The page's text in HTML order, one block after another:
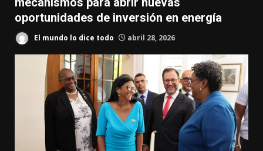
oportunidades de inversión en energía
El mundo lo dice todo abril 28, 2026